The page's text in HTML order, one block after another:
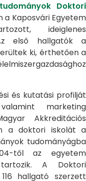
Doktori
a Kaposvári Egyetem
ideiglenes
első hallgatók a
ki, érthetően a
és kutatási profilját
marketing
Akkreditációs
a doktori iskolát a
tudományágba
től az egyetem
tartozik. A Doktori
hallgató szerzett